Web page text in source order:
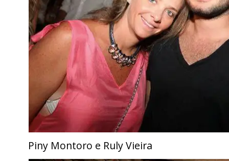
Piny Montoro e Ruly Vieira